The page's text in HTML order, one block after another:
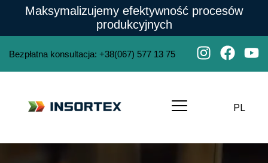
Maksymalizujemy efektywność procesów
produkcyjnych
Bezpłatna konsultacja: +38(067) 577 13 75
PL